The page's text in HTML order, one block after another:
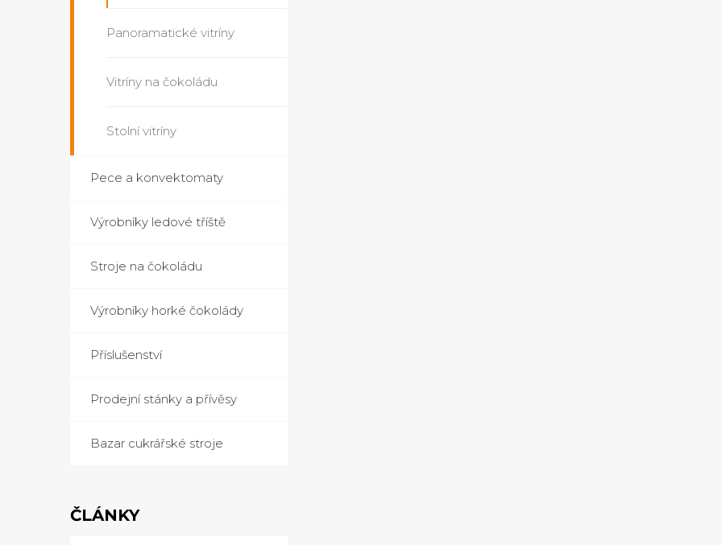
Panoramatické vitríny
Vitríny na čokoládu
Stolní vitríny
Pece a konvektomaty
Výrobníky ledové tříště
Stroje na čokoládu
Výrobníky horké čokolády
Příslušenství
Prodejní stánky a přívěsy
Bazar cukrářské stroje
ČLÁNKY